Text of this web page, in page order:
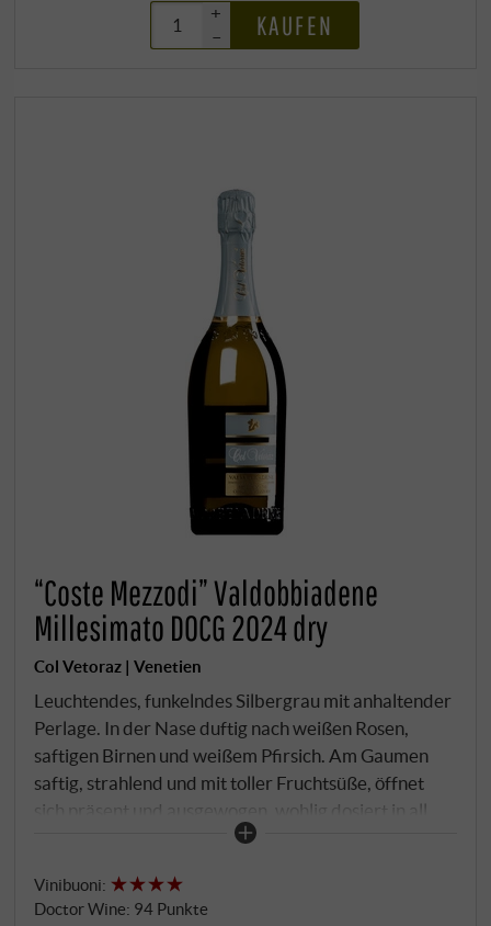
+
–
KAUFEN
“Coste Mezzodi” Valdobbiadene
Millesimato DOCG 2024 dry
Col Vetoraz | Venetien
Leuchtendes, funkelndes Silbergrau mit anhaltender
Perlage. In der Nase duftig nach weißen Rosen,
saftigen Birnen und weißem Pfirsich. Am Gaumen
saftig, strahlend und mit toller Fruchtsüße, öffnet
sich präsent und ausgewogen, wohlig dosiert in all
SUPERIORE.DE
Vinibuoni:
Doctor Wine: 94 Punkte